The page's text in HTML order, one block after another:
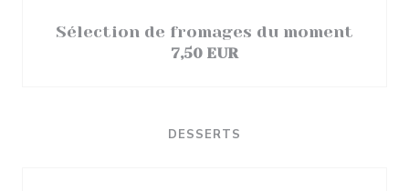
Sélection de fromages du moment
7,50 EUR
DESSERTS